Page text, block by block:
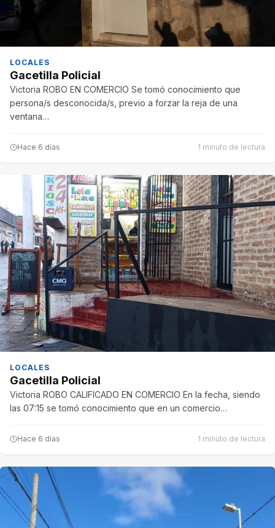
LOCALES
Gacetilla Policial
Victoria ROBO EN COMERCIO Se tomó conocimiento que
persona/s desconocida/s, previo a forzar la reja de una
ventana…
Hace 6 días 1 minuto de lectura
LOCALES
Gacetilla Policial
Victoria ROBO CALIFICADO EN COMERCIO En la fecha, siendo
las 07:15 se tomó conocimiento que en un comercio…
Hace 6 días 1 minuto de lectura